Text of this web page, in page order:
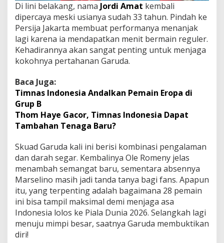
Di lini belakang, nama Jordi Amat kembali
dipercaya meski usianya sudah 33 tahun. Pindah ke
Persija Jakarta membuat performanya menanjak
lagi karena ia mendapatkan menit bermain reguler.
Kehadirannya akan sangat penting untuk menjaga
kokohnya pertahanan Garuda.
Baca Juga:
Timnas Indonesia Andalkan Pemain Eropa di
Grup B
Thom Haye Gacor, Timnas Indonesia Dapat
Tambahan Tenaga Baru?
Skuad Garuda kali ini berisi kombinasi pengalaman
dan darah segar. Kembalinya Ole Romeny jelas
menambah semangat baru, sementara absennya
Marselino masih jadi tanda tanya bagi fans. Apapun
itu, yang terpenting adalah bagaimana 28 pemain
ini bisa tampil maksimal demi menjaga asa
Indonesia lolos ke Piala Dunia 2026. Selangkah lagi
menuju mimpi besar, saatnya Garuda membuktikan
diri!